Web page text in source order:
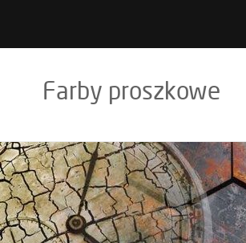
Farby proszkowe